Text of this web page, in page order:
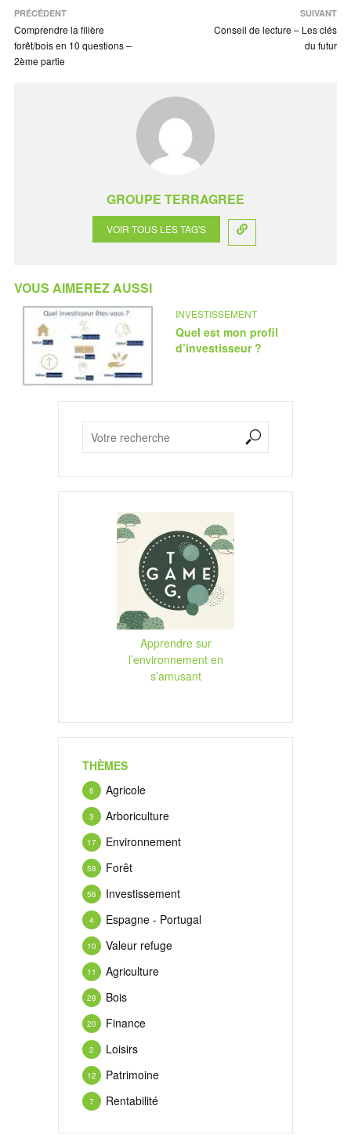
PRÉCÉDENT
Comprendre la filière
forêt/bois en 10 questions –
2ème partie
SUIVANT
Conseil de lecture – Les clés
du futur
GROUPE TERRAGREE
VOIR TOUS LES TAG'S
VOUS AIMEREZ AUSSI
INVESTISSEMENT
Quel est mon profil
d’investisseur ?
Apprendre sur
l’environnement en
s’amusant
THÈMES
Agricole
6
Arboriculture
3
Environnement
17
Forêt
58
Investissement
56
Espagne - Portugal
4
Valeur refuge
10
Agriculture
11
Bois
28
Finance
20
Loisirs
2
Patrimoine
12
Rentabilité
7